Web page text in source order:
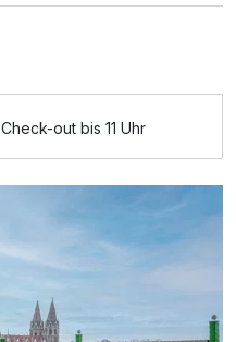
p.P. ab149,90 €
Check-out bis 11 Uhr